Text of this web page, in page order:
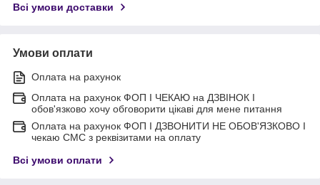
Всі умови доставки
Умови оплати
Оплата на рахунок
Оплата на рахунок ФОП I ЧЕКАЮ на ДЗВІНОК I
обов'язково хочу обговорити цікаві для мене питання
Оплата на рахунок ФОП I ДЗВОНИТИ НЕ ОБОВ'ЯЗКОВО I
чекаю СМС з реквізитами на оплату
Всі умови оплати